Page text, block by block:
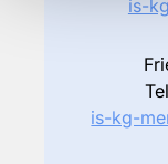
is-
is-kg-